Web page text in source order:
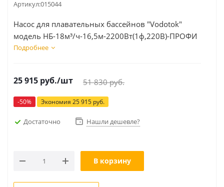
Артикул:015044
Насос для плавательных бассейнов "Vodotok"
модель НБ-18м³/ч-16,5м-2200Вт(1ф,220В)-ПРОФИ
Подробнее
25 915 руб./шт 51 830руб.
-50% Экономия 25 915 руб.
Достаточно Нашли дешевле?
В корзину